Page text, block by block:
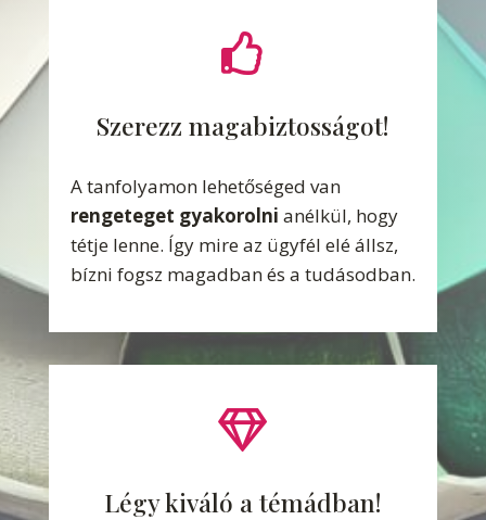

Szerezz magabiztosságot!
A tanfolyamon lehetőséged van
rengeteget gyakorolni anélkül, hogy
tétje lenne. Így mire az ügyfél elé állsz,
bízni fogsz magadban és a tudásodban.

Légy kiváló a témádban!